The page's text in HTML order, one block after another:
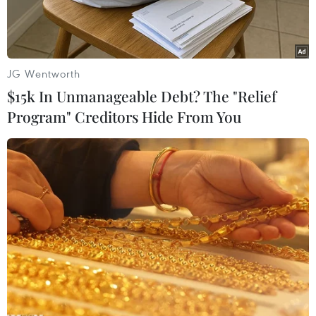
giới (Olympiad) 2024.
Kỳ thủ Lê Quang Liêm. (Ảnh: Thanh Vân/TTXVN)
Kỳ thủ của Việt Nam, Lê Quang Liêm đã lọt vào
top 13 thế giới sau khi thi đấu ấn tượng ở giải
JG Wentworth
$15k In Unmanageable Debt? The "Relief
Program" Creditors Hide From You